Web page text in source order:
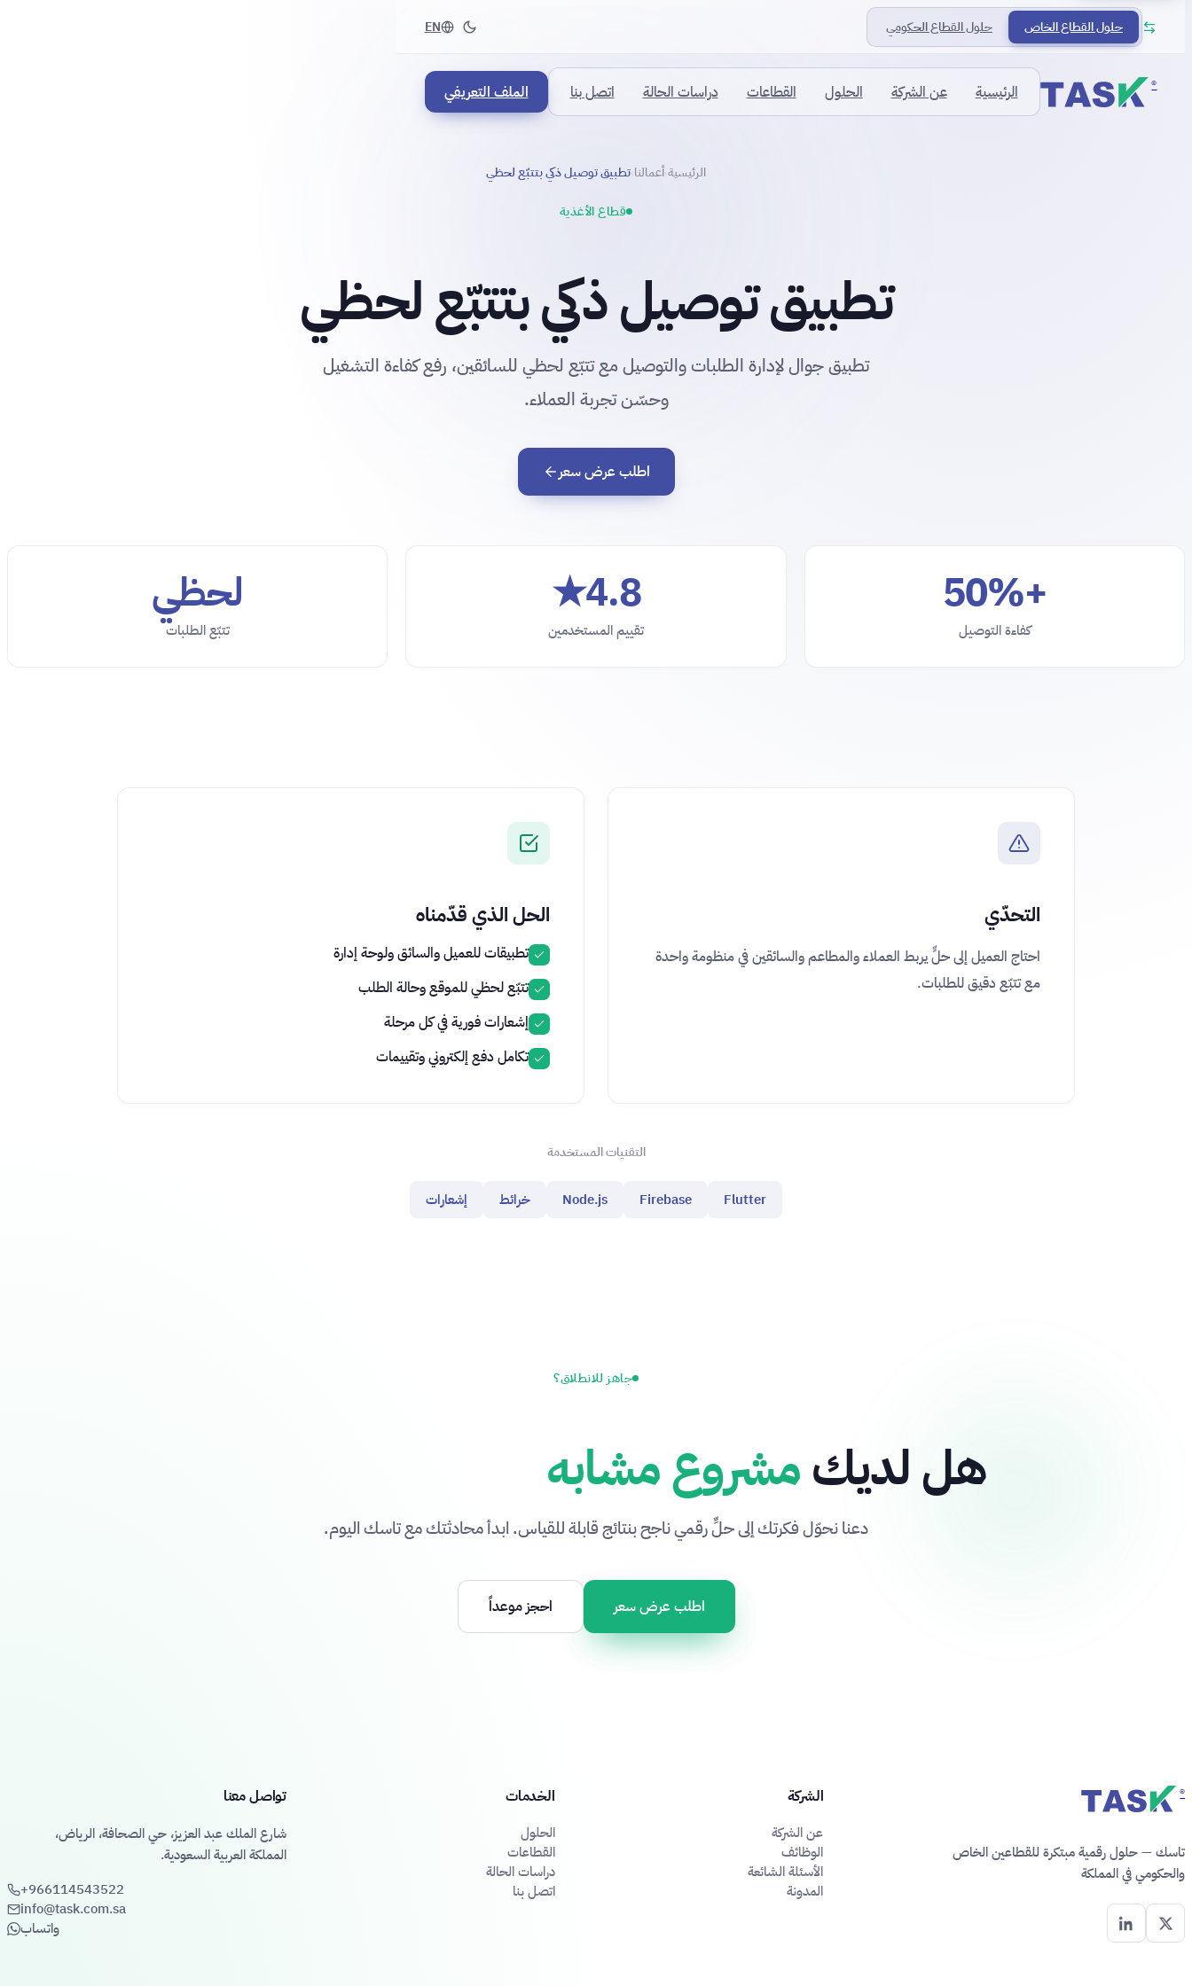
حلول القطاع الخاص حلول القطاع الحكومي EN
® الرئيسية عن الشركة الحلول القطاعات دراسات الحالة اتصل بنا الملف التعريفي
الرئيسية›أعمالنا›تطبيق توصيل ذكي بتتبّع لحظي
قطاع الأغذية
تطبيق توصيل ذكي بتتبّع لحظي
تطبيق جوال لإدارة الطلبات والتوصيل مع تتبّع لحظي للسائقين، رفع كفاءة التشغيل
وحسّن تجربة العملاء.
اطلب عرض سعر
+50%
كفاءة التوصيل
4.8★
تقييم المستخدمين
لحظي
تتبّع الطلبات
التحدّي
احتاج العميل إلى حلٍّ يربط العملاء والمطاعم والسائقين في منظومة واحدة
مع تتبّع دقيق للطلبات.
الحل الذي قدّمناه
تطبيقات للعميل والسائق ولوحة إدارة
تتبّع لحظي للموقع وحالة الطلب
إشعارات فورية في كل مرحلة
تكامل دفع إلكتروني وتقييمات
التقنيات المستخدمة
Flutter
Firebase
Node.js خرائط إشعارات
جاهز للانطلاق؟
هل لديكمشروع مشابه
دعنا نحوّل فكرتك إلى حلٍّ رقمي ناجح بنتائج قابلة للقياس. ابدأ محادثتك مع تاسك اليوم.
اطلب عرض سعر احجز موعداً
®
تاسك — حلول رقمية مبتكرة للقطاعين الخاص
والحكومي في المملكة
الشركة
عن الشركة
الوظائف
الأسئلة الشائعة
المدونة
الخدمات
الحلول
القطاعات
دراسات الحالة
اتصل بنا
تواصل معنا
شارع الملك عبد العزيز، حي الصحافة، الرياض،
المملكة العربية السعودية.
+966114543522
info@task.com.sa
واتساب